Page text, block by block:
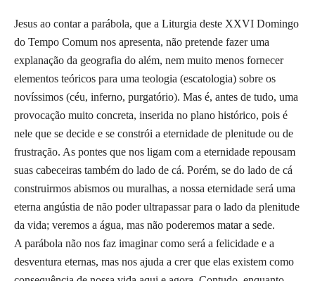
Jesus ao contar a parábola, que a Liturgia deste XXVI Domingo
do Tempo Comum nos apresenta, não pretende fazer uma
explanação da geografia do além, nem muito menos fornecer
elementos teóricos para uma teologia (escatologia) sobre os
novíssimos (céu, inferno, purgatório). Mas é, antes de tudo, uma
provocação muito concreta, inserida no plano histórico, pois é
nele que se decide e se constrói a eternidade de plenitude ou de
frustração. As pontes que nos ligam com a eternidade repousam
suas cabeceiras também do lado de cá. Porém, se do lado de cá
construirmos abismos ou muralhas, a nossa eternidade será uma
eterna angústia de não poder ultrapassar para o lado da plenitude
da vida; veremos a água, mas não poderemos matar a sede.
A parábola não nos faz imaginar como será a felicidade e a
desventura eternas, mas nos ajuda a crer que elas existem como